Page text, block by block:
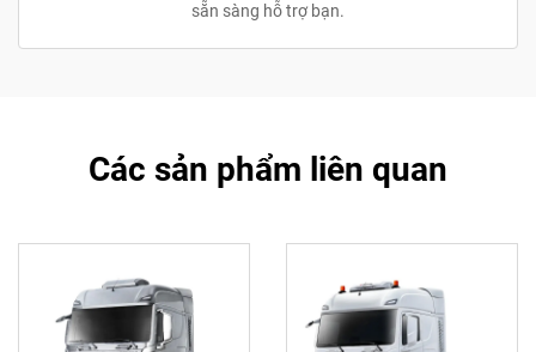
sẵn sàng hỗ trợ bạn.
Các sản phẩm liên quan